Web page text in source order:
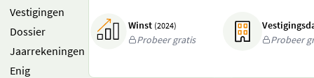
Vestigingen
Dossier
Jaarrekeningen
Enig
Winst (2024)
Probeer gratis
Probeer